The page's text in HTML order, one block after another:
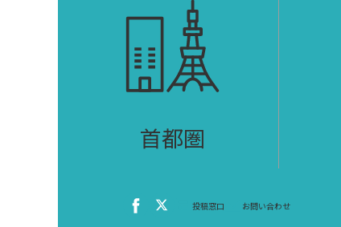
首都圏
投稿窓口 お問い合わせ